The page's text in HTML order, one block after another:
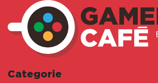
Categorie